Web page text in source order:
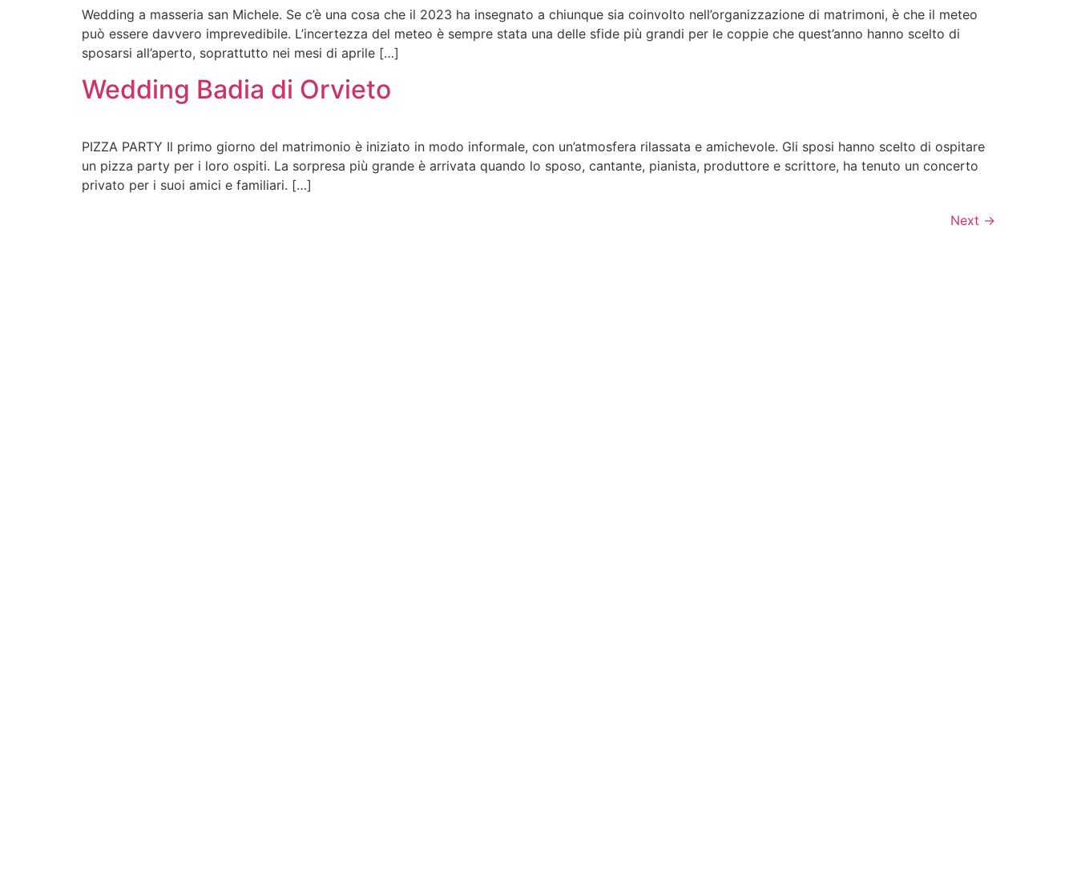
Wedding a masseria san Michele. Se c’è una cosa che il 2023 ha insegnato a chiunque sia coinvolto nell’organizzazione di matrimoni, è che il meteo
può essere davvero imprevedibile. L’incertezza del meteo è sempre stata una delle sfide più grandi per le coppie che quest’anno hanno scelto di
sposarsi all’aperto, soprattutto nei mesi di aprile […]
Wedding Badia di Orvieto
PIZZA PARTY Il primo giorno del matrimonio è iniziato in modo informale, con un’atmosfera rilassata e amichevole. Gli sposi hanno scelto di ospitare
un pizza party per i loro ospiti. La sorpresa più grande è arrivata quando lo sposo, cantante, pianista, produttore e scrittore, ha tenuto un concerto
privato per i suoi amici e familiari. […]
Next →